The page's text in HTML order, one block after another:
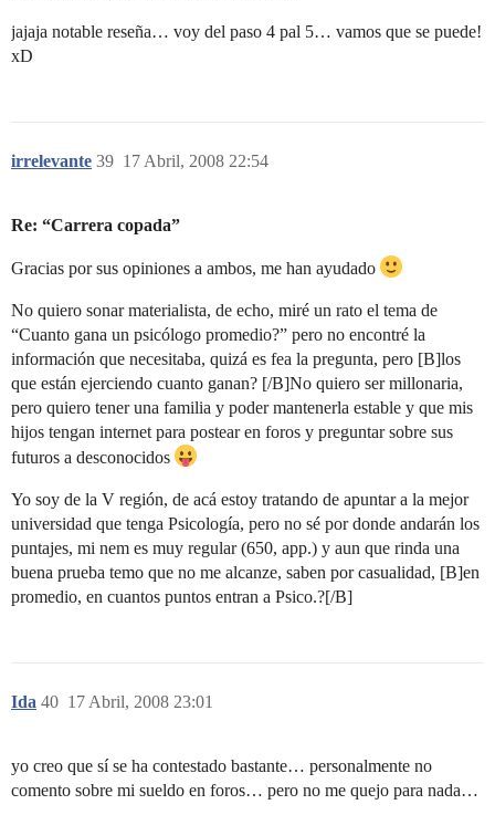
jajaja notable reseña… voy del paso 4 pal 5… vamos que se puede!
xD
irrelevante 17 Abril, 2008 22:54
39
Re: “Carrera copada”
Gracias por sus opiniones a ambos, me han ayudado
No quiero sonar materialista, de echo, miré un rato el tema de
“Cuanto gana un psicólogo promedio?” pero no encontré la
información que necesitaba, quizá es fea la pregunta, pero [B]los
que están ejerciendo cuanto ganan? [/B]No quiero ser millonaria,
pero quiero tener una familia y poder mantenerla estable y que mis
hijos tengan internet para postear en foros y preguntar sobre sus
futuros a desconocidos
Yo soy de la V región, de acá estoy tratando de apuntar a la mejor
universidad que tenga Psicología, pero no sé por donde andarán los
puntajes, mi nem es muy regular (650, app.) y aun que rinda una
buena prueba temo que no me alcanze, saben por casualidad, [B]en
promedio, en cuantos puntos entran a Psico.?[/B]
Ida 17 Abril, 2008 23:01
40
yo creo que sí se ha contestado bastante… personalmente no
comento sobre mi sueldo en foros… pero no me quejo para nada…